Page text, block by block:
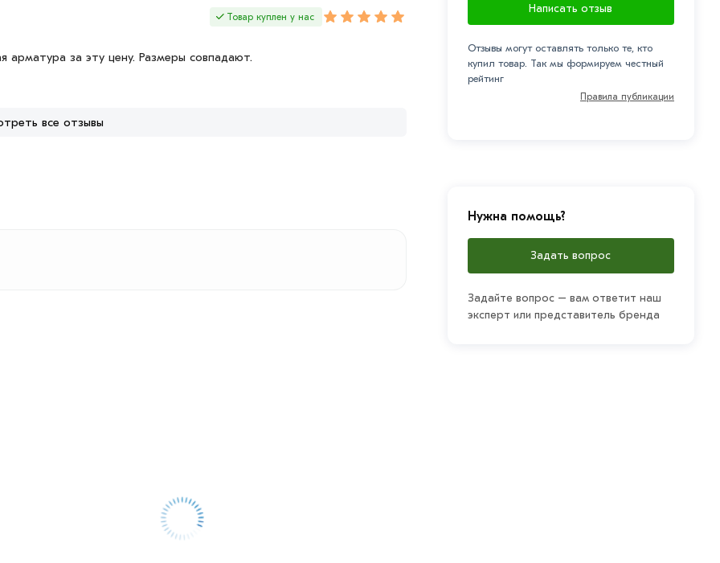
Товар куплен у нас
арматура за эту цену. Размеры совпадают.
все отзывы
Написать отзыв
Отзывы могут оставлять только те, кто
купил товар. Так мы формируем честный
рейтинг
Правила публикации
Нужна помощь?
Задать вопрос
Задайте вопрос – вам ответит наш
эксперт или представитель бренда